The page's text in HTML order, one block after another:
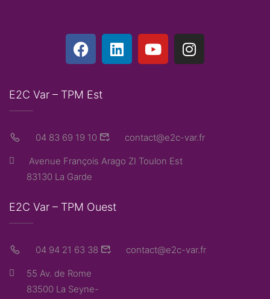
E2C Var – TPM Est
04 83 69 19 10 contact@e2c-var.fr
Avenue François Arago ZI Toulon Est
83130 La Garde
E2C Var – TPM Ouest
04 94 21 63 38 contact@e2c-var.fr
55 Av. de Rome
83500 La Seyne-